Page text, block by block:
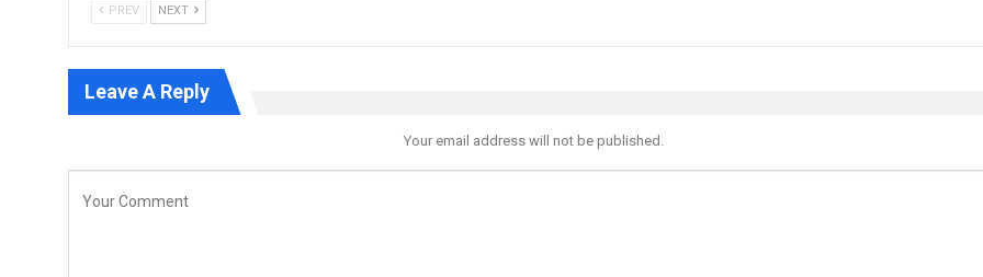
PREV NEXT
Leave A Reply
Your email address will not be published.